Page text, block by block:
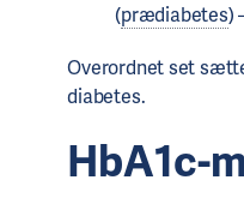
(prædiabetes)
Overordnet set
diabetes.
HbA1c-